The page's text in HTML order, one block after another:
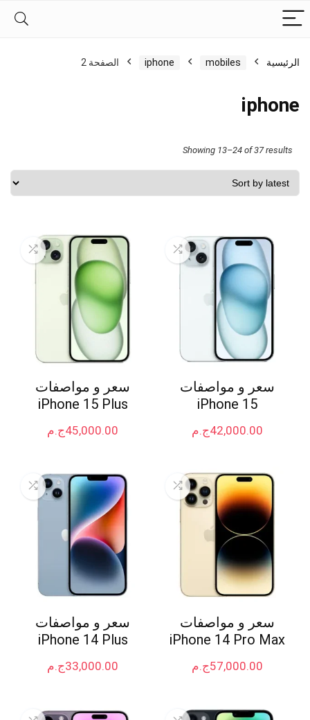
الرئيسية mobiles
iphone الصفحة 2
iphone
Showing 13–24 of 37 results
Sorted
by
سعر و مواصفات
iPhone 15
ج.م42,000.00
سعر و مواصفات
iPhone 15 Plus
ج.م45,000.00
سعر و مواصفات
iPhone 14 Pro Max
ج.م57,000.00
سعر و مواصفات
iPhone 14 Plus
ج.م33,000.00